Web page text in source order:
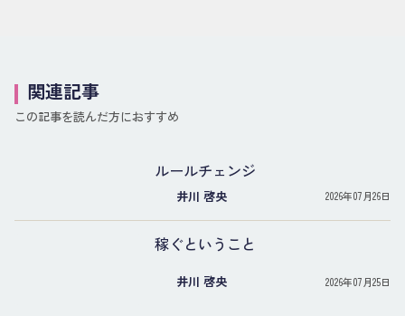
関連記事
この記事を読んだ方におすすめ
ルールチェンジ
井川 啓央 2026年07月26日
稼ぐということ
井川 啓央 2026年07月25日